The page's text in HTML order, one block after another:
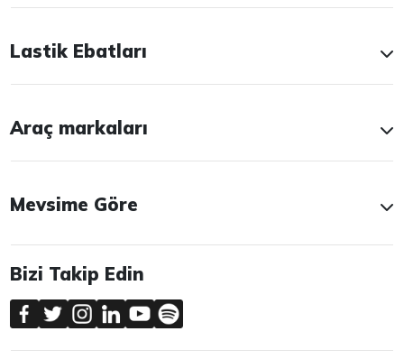
Lastik Ebatları
Araç markaları
Mevsime Göre
Bizi Takip Edin